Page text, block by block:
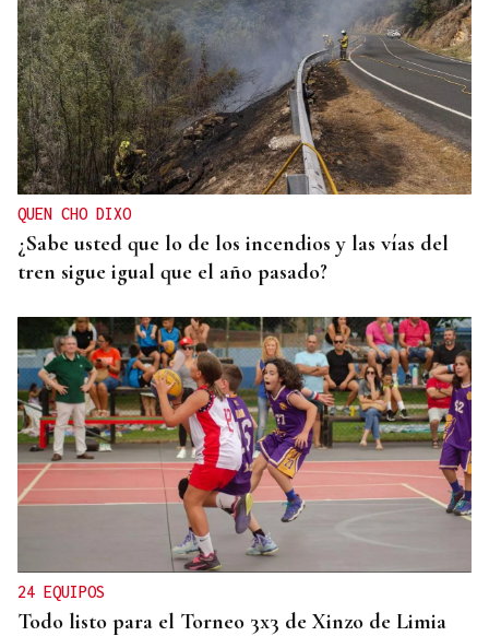
QUEN CHO DIXO
¿Sabe usted que lo de los incendios y las vías del
tren sigue igual que el año pasado?
24 EQUIPOS
Todo listo para el Torneo 3x3 de Xinzo de Limia